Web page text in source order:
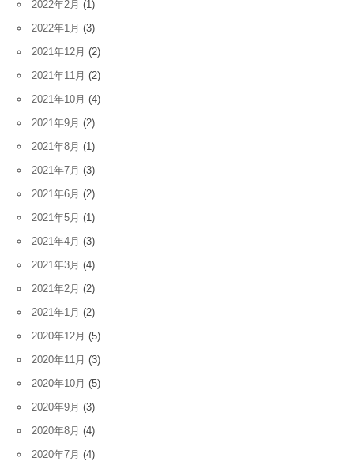
2022年2月 (1)
2022年1月 (3)
2021年12月 (2)
2021年11月 (2)
2021年10月 (4)
2021年9月 (2)
2021年8月 (1)
2021年7月 (3)
2021年6月 (2)
2021年5月 (1)
2021年4月 (3)
2021年3月 (4)
2021年2月 (2)
2021年1月 (2)
2020年12月 (5)
2020年11月 (3)
2020年10月 (5)
2020年9月 (3)
2020年8月 (4)
2020年7月 (4)